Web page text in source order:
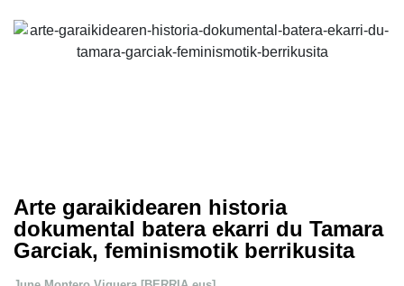
Arte garaikidearen historia
dokumental batera ekarri du Tamara
Garciak, feminismotik berrikusita